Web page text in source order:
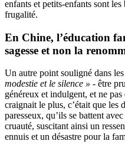
enfants et petits-enfants sont
frugalité.
En Chine, l’éducation
sagesse et non la
Un autre point souligné dans les
modestie et le silence » - être
généreux et indulgent, et ne
craignait le plus, c’était que les
paresseux, qu’ils se battent
cruauté, suscitant ainsi un
ennuis et un désastre pour la